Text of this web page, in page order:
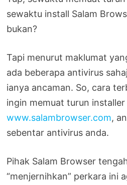
sewaktu install Salam
bukan?
Tapi menurut maklumat
ada beberapa antivirus
ianya ancaman. So, cara
ingin memuat turun installer
www.salambrowser.com,
sebentar antivirus anda.
Pihak Salam Browser
“menjernihkan” perkara ini